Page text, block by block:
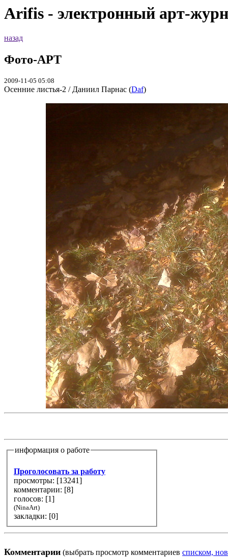
Arifis - электронный арт-
назад
Фото-АРТ
2009-11-05 05:08
Осенние листья-2 / Даниил Парнас (Daf)
информация о работе
Проголосовать за работу
просмотры: [13241]
комментарии: [8]
голосов: [1]
(NinaArt)
закладки: [0]
Комментарии (выбрать просмотр комментариев списком,